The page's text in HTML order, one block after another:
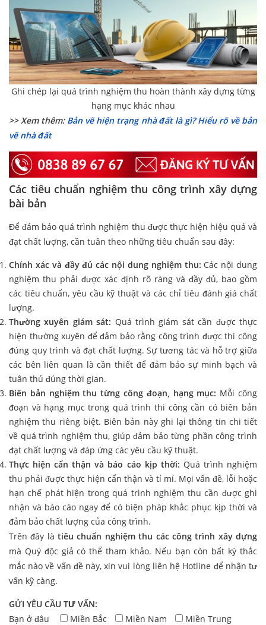
Ghi chép lại quá trình nghiệm thu hoàn thành xây dựng từng
hạng mục khác nhau
>> Xem thêm: Bản vẽ hiện trạng nhà đất là gì? Hiểu rõ về bản
vẽ nhà đất
Các tiêu chuẩn nghiệm thu công trình xây dựng
bài bản
Để đảm bảo quá trình nghiệm thu được thực hiện hiệu quả và
đạt chất lượng, cần tuân theo những tiêu chuẩn sau đây:
Chính xác và đầy đủ các nội dung nghiệm thu: Các nội dung
nghiệm thu phải được xác định rõ ràng và đầy đủ, bao gồm
các tiêu chuẩn, yêu cầu kỹ thuật và các chỉ tiêu đánh giá chất
lượng.
Thường xuyên giám sát: Quá trình giám sát cần được thực
hiện thường xuyên để đảm bảo rằng công trình được thi công
đúng quy trình và đạt chất lượng. Sự tương tác và hỗ trợ giữa
các bên liên quan là cần thiết để đảm bảo sự minh bạch và
tuân thủ đúng thời gian.
Biên bản nghiệm thu từng công đoạn, hạng mục: Mỗi công
đoạn và hạng mục trong quá trình thi công cần có biên bản
nghiệm thu riêng biệt. Biên bản này ghi lại thông tin chi tiết
về quá trình nghiệm thu, giúp đảm bảo từng phần công trình
đạt chất lượng và đáp ứng các yêu cầu kỹ thuật.
Thực hiện cẩn thận và báo cáo kịp thời: Quá trình nghiệm
thu phải được thực hiện cẩn thận và tỉ mỉ. Mọi vấn đề, lỗi hoặc
hạn chế phát hiện trong quá trình nghiệm thu cần được ghi
nhận và báo cáo ngay để có biện pháp khắc phục kịp thời và
đảm bảo chất lượng của công trình.
Trên đây làtiêu chuẩn nghiệm thu các công trình xây dựng
mà Quý độc giả có thể tham khảo. Nếu bạn còn bất kỳ thắc
mắc nào về vấn đề này, xin vui lòng liên hệ Hotline để nhận tư
vấn kỹ càng.
GỬI YÊU CẦU TƯ VẤN:
Bạn ở đâu
Miền Bắc Miền Nam Miền Trung